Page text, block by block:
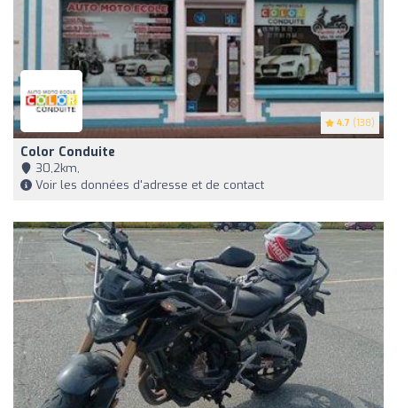
4.7 (138)
Color Conduite
30,2km,
Voir les données d'adresse et de contact